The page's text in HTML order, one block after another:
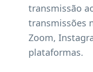
transmissão
transmissões
Zoom,
plataformas.